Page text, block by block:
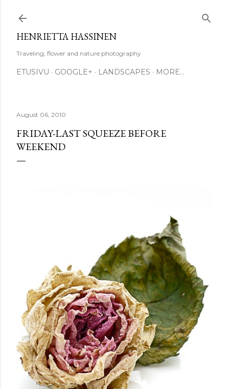
HENRIETTA HASSINEN
Traveling, flower and nature photography
ETUSIVU GOOGLE+ LANDSCAPES MORE…
August 06, 2010
FRIDAY-LAST SQUEEZE BEFORE
WEEKEND